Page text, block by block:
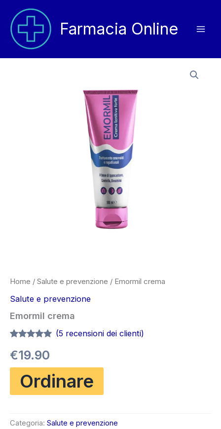
contenuto
Farmacia Online
Home / Salute e prevenzione / Emormil crema
Salute e prevenzione
Emormil crema
su 5 su
base di
recensioni
(5recensioni dei clienti)
€19.90
Ordinare
Categoria: Salute e prevenzione